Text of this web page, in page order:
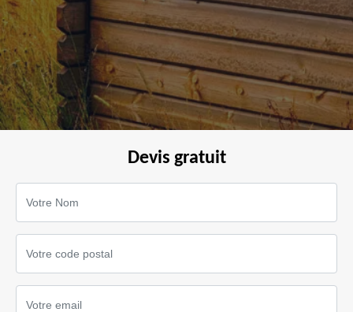
Devis gratuit